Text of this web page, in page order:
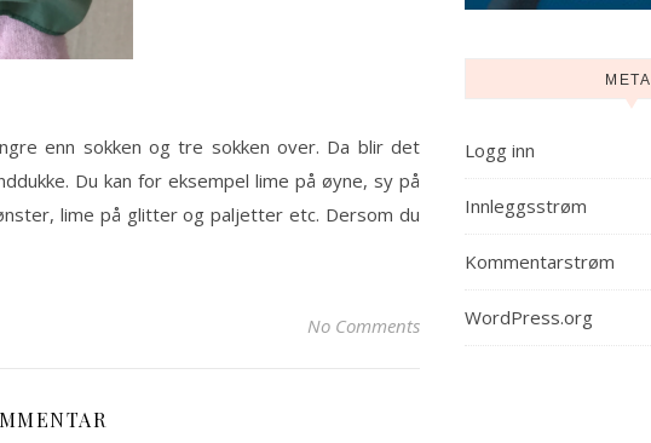
enn sokken og tre sokken over. Da blir det
Du kan for eksempel lime på øyne, sy på
lime på glitter og paljetter etc. Dersom du
No Comments
META
Logg inn
Innleggsstrøm
Kommentarstrøm
WordPress.org